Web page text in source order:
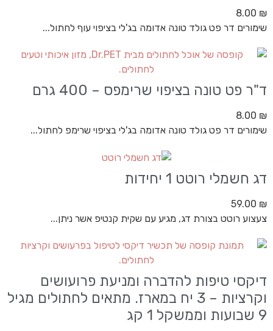
8.00 ₪
שימורים דר פט גולד טונה אדומה בג'לי בציפוי עוף לחתול...
ד"ר פט טונה בציפוי שרימפס – 400 גרם
8.00 ₪
שימורים דר פט גולד טונה אדומה בג'לי בציפוי שרימפ לחתול...
דג חשמלי רוטט 1 יחידות
59.00 ₪
צעצוע רוטט בצורת דג, מגיע עם שקית קנטיפ אשר ניתן...
דיקסי טיפות להדברה ומניעת פרועושים
וקרציות – 3 יח במארז. מתאים לחתולים מגיל
9 שבועות וממשקל 1 קג